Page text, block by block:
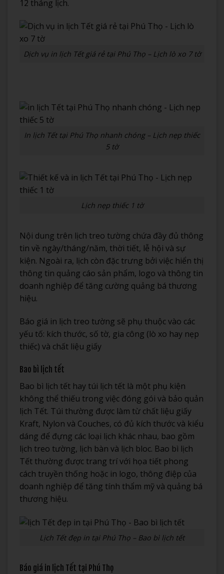
12 tháng lịch.
Dịch vụ in lịch Tết giá rẻ tại Phú Thọ – Lịch lò xo 7 tờ
In lịch Tết tại Phú Thọ nhanh chóng – Lịch nẹp thiếc
5 tờ
Lịch nẹp thiếc 1 tờ
Nội dung trên lịch treo tường chứa đầy đủ thông
tin về ngày/tháng/năm, thời tiết, lễ hội và sự
kiện. Ngoài ra, lịch còn đặc trưng bởi việc hiển thị
thông tin quảng cáo sản phẩm, logo và thông tin
doanh nghiệp để tăng cường quảng bá thương
hiệu.
Báo giá in lịch treo tường sẽ phụ thuộc vào các
yếu tố: kích thước, số tờ, gia công (lò xo hay nẹp
thiếc) và chất liệu giấy
Bao bì lịch tết
Bao bì lịch tết hay túi lịch tết là một phụ kiện
không thể thiếu trong việc đóng gói và bảo quản
lịch Tết. Túi thường được làm từ chất liệu giấy
Kraft, Nylon và Couches, có đủ kích thước và kiểu
dáng để đựng các loại lịch khác nhau, bao gồm
lịch treo tường, lịch bàn và lịch bloc. Bao bì lịch
Tết thường được trang trí với họa tiết phong
cách truyền thống hoặc in logo, thông điệp của
doanh nghiệp để tăng tính thẩm mỹ và quảng bá
thương hiệu.
Lịch Tết đẹp in tại Phú Thọ – Bao bì lịch tết
Báo giá in lịch Tết tại Phú Thọ